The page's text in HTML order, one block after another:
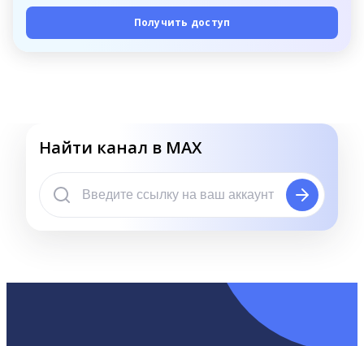
Получить доступ
Найти канал в MAX